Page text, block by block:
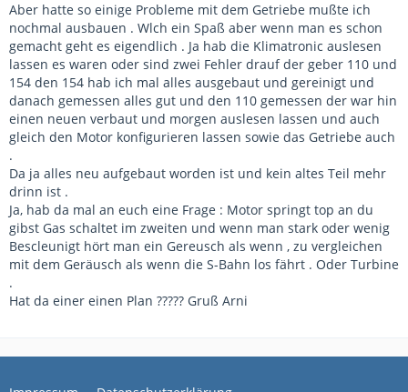
Aber hatte so einige Probleme mit dem Getriebe mußte ich
nochmal ausbauen . Wlch ein Spaß aber wenn man es schon
gemacht geht es eigendlich . Ja hab die Klimatronic auslesen
lassen es waren oder sind zwei Fehler drauf der geber 110 und
154 den 154 hab ich mal alles ausgebaut und gereinigt und
danach gemessen alles gut und den 110 gemessen der war hin
einen neuen verbaut und morgen auslesen lassen und auch
gleich den Motor konfigurieren lassen sowie das Getriebe auch
.
Da ja alles neu aufgebaut worden ist und kein altes Teil mehr
drinn ist .
Ja, hab da mal an euch eine Frage : Motor springt top an du
gibst Gas schaltet im zweiten und wenn man stark oder wenig
Bescleunigt hört man ein Gereusch als wenn , zu vergleichen
mit dem Geräusch als wenn die S-Bahn los fährt . Oder Turbine
.
Hat da einer einen Plan ????? Gruß Arni